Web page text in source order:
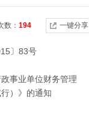
： 194 一键分享
〕83号
事业单位财务管理
）》的通知